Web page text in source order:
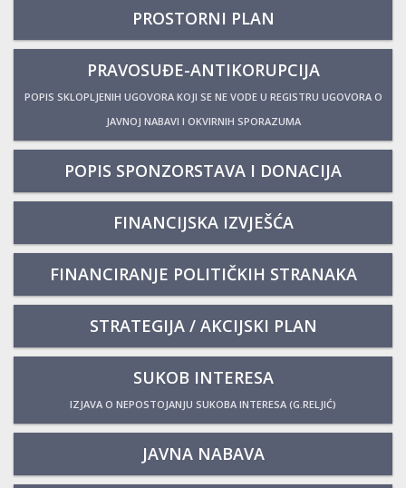
PROSTORNI PLAN
PRAVOSUĐE-ANTIKORUPCIJA
POPIS SKLOPLJENIH UGOVORA KOJI SE NE VODE U REGISTRU UGOVORA O
JAVNOJ NABAVI I OKVIRNIH SPORAZUMA
POPIS SPONZORSTAVA I DONACIJA
FINANCIJSKA IZVJEŠĆA
FINANCIRANJE POLITIČKIH STRANAKA
STRATEGIJA / AKCIJSKI PLAN
SUKOB INTERESA
IZJAVA O NEPOSTOJANJU SUKOBA INTERESA (G.RELJIĆ)
JAVNA NABAVA